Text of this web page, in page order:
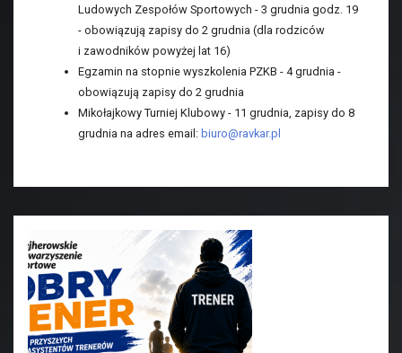
Ludowych Zespołów Sportowych - 3 grudnia godz. 19
- obowiązują zapisy do 2 grudnia (dla rodziców
i zawodników powyżej lat 16)
Egzamin na stopnie wyszkolenia PZKB - 4 grudnia -
obowiązują zapisy do 2 grudnia
Mikołajkowy Turniej Klubowy - 11 grudnia, zapisy do 8
grudnia na adres email: biuro@ravkar.pl